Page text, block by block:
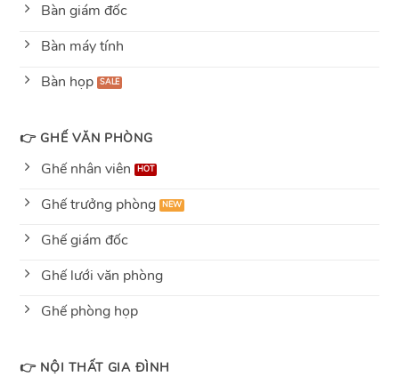
Bàn giám đốc
Bàn máy tính
Bàn họp
👉 GHẾ VĂN PHÒNG
Ghế nhân viên
Ghế trưởng phòng
Ghế giám đốc
Ghế lưới văn phòng
Ghế phòng họp
👉 NỘI THẤT GIA ĐÌNH